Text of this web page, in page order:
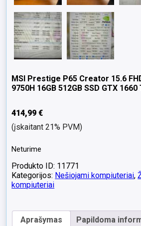
MSI Prestige P65 Creator 15.6
9750H 16GB 512GB SSD GTX
414,99€
(įskaitant 21% PVM)
Neturime
Produkto ID: 11771
Kategorijos: Nešiojami kompiuteriai,
kompiuteriai
Aprašymas Papildoma